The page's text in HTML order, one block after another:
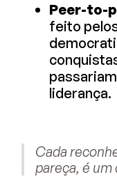
Peer-to-
feito
liderança.
Cada
pareça, é